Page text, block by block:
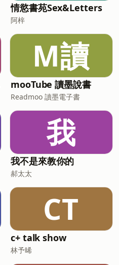
情慾書苑Sex&Letters
阿梓
M讀
mooTube 讀墨說書
Readmoo 讀墨電子書
我
我不是來教你的
郝太太
CT
c+ talk show
林予晞